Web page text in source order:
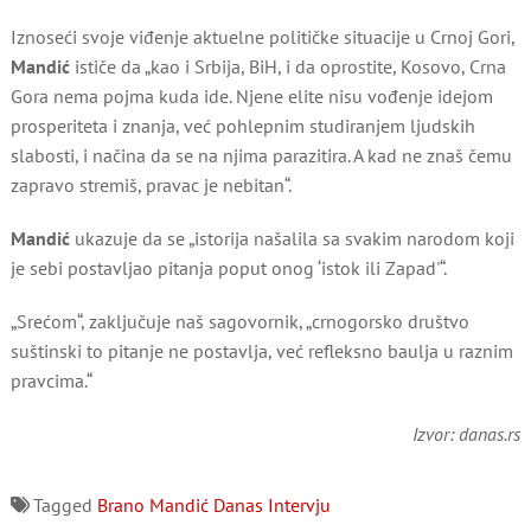
Iznoseći svoje viđenje aktuelne političke situacije u Crnoj Gori,
Mandićističe da „kao i Srbija, BiH, i da oprostite, Kosovo, Crna
Gora nema pojma kuda ide. Njene elite nisu vođenje idejom
prosperiteta i znanja, već pohlepnim studiranjem ljudskih
slabosti, i načina da se na njima parazitira. A kad ne znaš čemu
zapravo stremiš, pravac je nebitan“.
Mandićukazuje da se „istorija našalila sa svakim narodom koji
je sebi postavljao pitanja poput onog ‘istok ili Zapad'“.
„Srećom“, zaključuje naš sagovornik, „crnogorsko društvo
suštinski to pitanje ne postavlja, već refleksno baulja u raznim
pravcima.“
Izvor: danas.rs
Tagged Brano Mandić Danas Intervju